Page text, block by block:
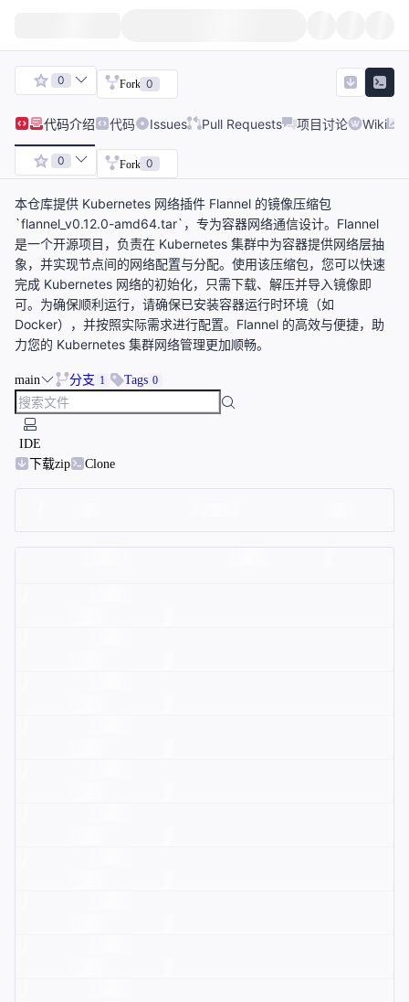
0 Fork 0
代码介绍 代码 Issues Pull Requests 项目讨论 Wiki
0 Fork 0
本仓库提供 Kubernetes 网络插件 Flannel 的镜像压缩包
`flannel_v0.12.0-amd64.tar`，专为容器网络通信设计。Flannel
是一个开源项目，负责在 Kubernetes 集群中为容器提供网络层抽
象，并实现节点间的网络配置与分配。使用该压缩包，您可以快速
完成 Kubernetes 网络的初始化，只需下载、解压并导入镜像即
可。为确保顺利运行，请确保已安装容器运行时环境（如
Docker），并按照实际需求进行配置。Flannel 的高效与便捷，助
力您的 Kubernetes 集群网络管理更加顺畅。
main 分支 1 Tags 0
IDE
下载zip
Clone